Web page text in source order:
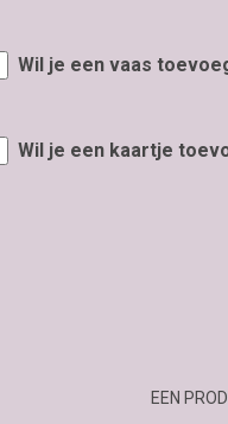
Wil je een vaas
Wil je een kaartje
EEN